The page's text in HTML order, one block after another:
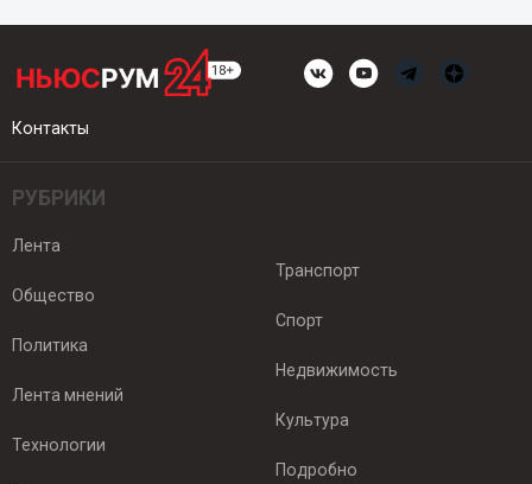
Контакты
РУБРИКИ
Лента
Общество
Политика
Лента мнений
Технологии
Транспорт
Спорт
Недвижимость
Культура
Подробно